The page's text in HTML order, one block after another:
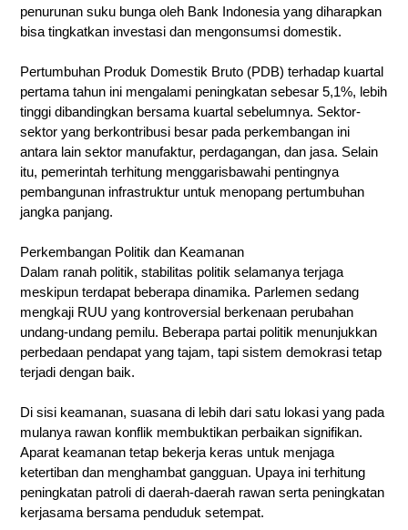
penurunan suku bunga oleh Bank Indonesia yang diharapkan
bisa tingkatkan investasi dan mengonsumsi domestik.
Pertumbuhan Produk Domestik Bruto (PDB) terhadap kuartal
pertama tahun ini mengalami peningkatan sebesar 5,1%, lebih
tinggi dibandingkan bersama kuartal sebelumnya. Sektor-
sektor yang berkontribusi besar pada perkembangan ini
antara lain sektor manufaktur, perdagangan, dan jasa. Selain
itu, pemerintah terhitung menggarisbawahi pentingnya
pembangunan infrastruktur untuk menopang pertumbuhan
jangka panjang.
Perkembangan Politik dan Keamanan
Dalam ranah politik, stabilitas politik selamanya terjaga
meskipun terdapat beberapa dinamika. Parlemen sedang
mengkaji RUU yang kontroversial berkenaan perubahan
undang-undang pemilu. Beberapa partai politik menunjukkan
perbedaan pendapat yang tajam, tapi sistem demokrasi tetap
terjadi dengan baik.
Di sisi keamanan, suasana di lebih dari satu lokasi yang pada
mulanya rawan konflik membuktikan perbaikan signifikan.
Aparat keamanan tetap bekerja keras untuk menjaga
ketertiban dan menghambat gangguan. Upaya ini terhitung
peningkatan patroli di daerah-daerah rawan serta peningkatan
kerjasama bersama penduduk setempat.